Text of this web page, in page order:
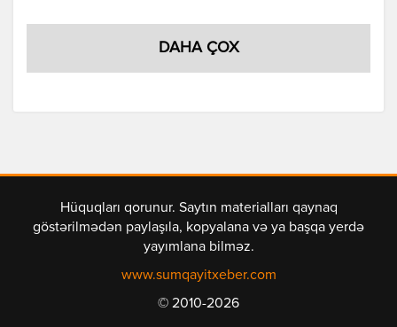
DAHA ÇOX
Hüquqları qorunur. Saytın materialları qaynaq
göstərilmədən paylaşıla, kopyalana və ya başqa yerdə
yayımlana bilməz.
www.sumqayitxeber.com
© 2010-2026